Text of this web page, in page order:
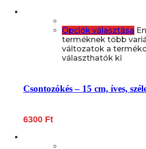
Opciók választása
terméknek több
változatok a
választhatók ki
Csontozókés – 15 cm, íves,
6300 Ft